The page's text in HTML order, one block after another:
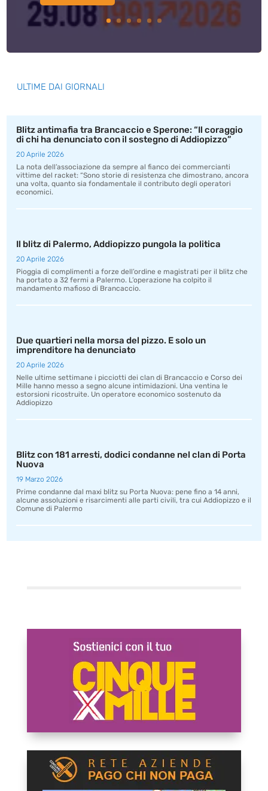
ULTIME DAI GIORNALI
Blitz antimafia tra Brancaccio e Sperone: “Il coraggio
di chi ha denunciato con il sostegno di Addiopizzo”
20 Aprile 2026
La nota dell’associazione da sempre al fianco dei commercianti
vittime del racket: “Sono storie di resistenza che dimostrano, ancora
una volta, quanto sia fondamentale il contributo degli operatori
economici.
Il blitz di Palermo, Addiopizzo pungola la politica
20 Aprile 2026
Pioggia di complimenti a forze dell’ordine e magistrati per il blitz che
ha portato a 32 fermi a Palermo. L’operazione ha colpito il
mandamento mafioso di Brancaccio.
Due quartieri nella morsa del pizzo. E solo un
imprenditore ha denunciato
20 Aprile 2026
Nelle ultime settimane i picciotti dei clan di Brancaccio e Corso dei
Mille hanno messo a segno alcune intimidazioni. Una ventina le
estorsioni ricostruite. Un operatore economico sostenuto da
Addiopizzo
Blitz con 181 arresti, dodici condanne nel clan di Porta
Nuova
19 Marzo 2026
Prime condanne dal maxi blitz su Porta Nuova: pene fino a 14 anni,
alcune assoluzioni e risarcimenti alle parti civili, tra cui Addiopizzo e il
Comune di Palermo